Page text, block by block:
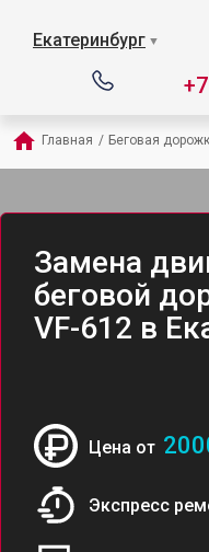
Екатеринбург ▼
Главная / Беговая
Замена
беговой
VF-612 в
Цена от
Экспресс